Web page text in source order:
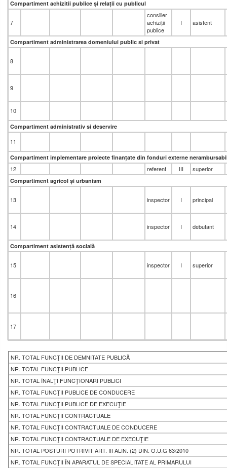
Compartiment achizitii publice și relații cu publicul
7
consilier
achiziții
publice
I asistent
Compartiment administrarea domeniului public si privat
8
9
10
Compartiment administrativ si deservire
11
Compartiment implementare proiecte finanțate din fonduri externe
12 referent III superior
Compartiment agricol și urbanism
13 inspector I principal
14 inspector I debutant
Compartiment asistență socială
15 inspector I superior
16
17
NR. TOTAL FUNCŢII DE DEMNITATE PUBLICĂ
NR. TOTAL FUNCŢII PUBLICE
NR. TOTAL ÎNALŢI FUNCŢIONARI PUBLICI
NR. TOTAL FUNCŢII PUBLICE DE CONDUCERE
NR. TOTAL FUNCŢII PUBLICE DE EXECUŢIE
NR. TOTAL FUNCŢII CONTRACTUALE
NR. TOTAL FUNCŢII CONTRACTUALE DE CONDUCERE
NR. TOTAL FUNCŢII CONTRACTUALE DE EXECUŢIE
NR. TOTAL POSTURI POTRIVIT ART. III ALIN. (2) DIN. O.U.G 63/2010
NR. TOTAL FUNCŢII ÎN APARATUL DE SPECIALITATE AL PRIMARULUI